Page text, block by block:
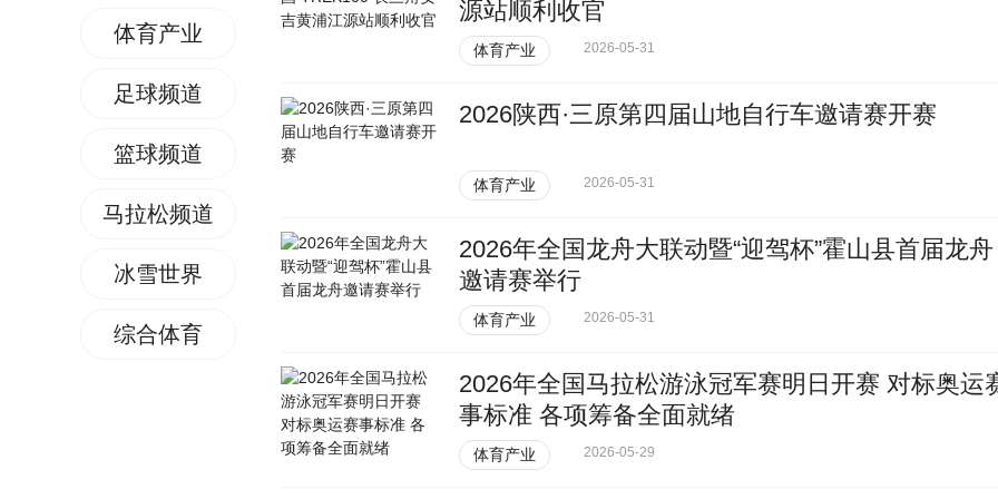
体育产业
足球频道
篮球频道
马拉松频道
冰雪世界
综合体育
源站顺利收官
体育产业 2026-05-31
2026陕西·三原第四届山地自行车邀请赛开赛
体育产业 2026-05-31
2026年全国龙舟大联动暨“迎驾杯”霍山县首届龙舟
邀请赛举行
体育产业 2026-05-31
2026年全国马拉松游泳冠军赛明日开赛 对标奥运
事标准 各项筹备全面就绪
体育产业 2026-05-29